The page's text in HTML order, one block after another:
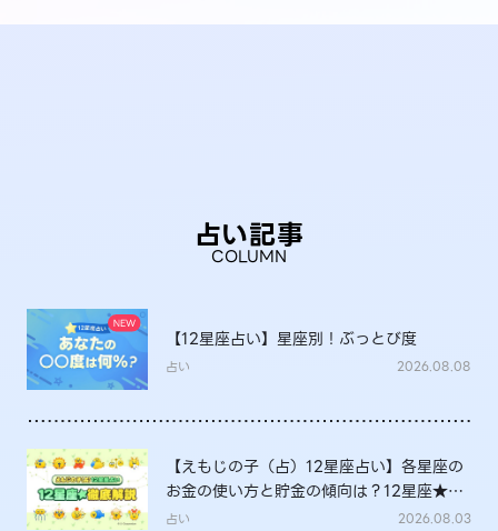
占い記事
COLUMN
【12星座占い】星座別！ぶっとび度
占い 2026.08.08
【えもじの子（占）12星座占い】各星座の
お金の使い方と貯金の傾向は？12星座★徹
底解説
占い 2026.08.03